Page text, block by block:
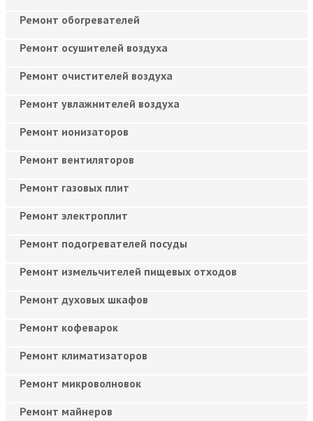
Ремонт обогревателей
Ремонт осушителей воздуха
Ремонт очистителей воздуха
Ремонт увлажнителей воздуха
Ремонт ионизаторов
Ремонт вентиляторов
Ремонт газовых плит
Ремонт электроплит
Ремонт подогревателей посуды
Ремонт измельчителей пищевых отходов
Ремонт духовых шкафов
Ремонт кофеварок
Ремонт климатизаторов
Ремонт микроволновок
Ремонт майнеров